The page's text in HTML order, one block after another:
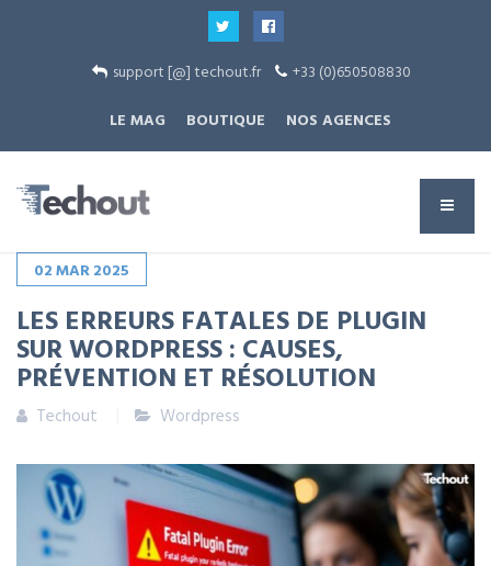
support [@] techout.fr
+33 (0)650508830
LE MAG
BOUTIQUE NOS AGENCES
02MAR2025
LES ERREURS FATALES DE PLUGIN
SUR WORDPRESS : CAUSES,
PRÉVENTION ET RÉSOLUTION
Techout Wordpress